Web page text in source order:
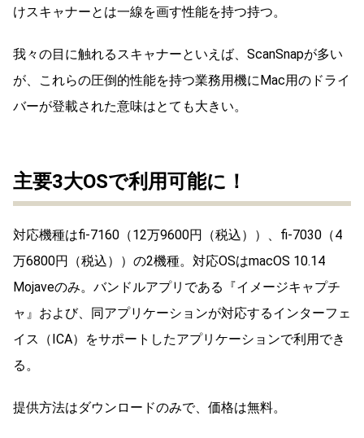
けスキャナーとは一線を画す性能を持つ持つ。
我々の目に触れるスキャナーといえば、ScanSnapが多い
が、これらの圧倒的性能を持つ業務用機にMac用のドライ
バーが登載された意味はとても大きい。
主要3大OSで利用可能に！
対応機種はfi-7160（12万9600円（税込））、fi-7030（4
万6800円（税込））の2機種。対応OSはmacOS 10.14
Mojaveのみ。バンドルアプリである『イメージキャプチ
ャ』および、同アプリケーションが対応するインターフェ
イス（ICA）をサポートしたアプリケーションで利用でき
る。
提供方法はダウンロードのみで、価格は無料。